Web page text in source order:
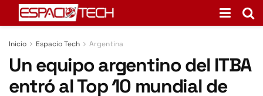
Inicio Espacio Tech Argentina
Un equipo argentino del ITBA
entró al Top 10 mundial de